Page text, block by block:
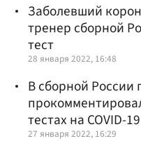
Заболевший
тренер сборной
тест
28 января 2022, 16:48
В сборной
тестах на COVID-19
27 января 2022, 16:29